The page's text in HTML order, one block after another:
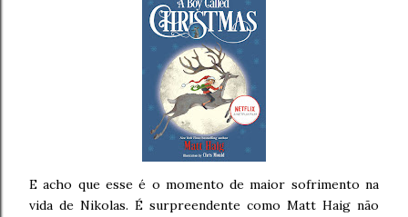
E acho que esse é o momento de maior sofrimento na
vida de Nikolas. É surpreendente como Matt Haig não